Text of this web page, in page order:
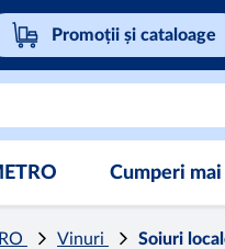
Promoții și cataloage
Cumperi
Vinuri Soiuri